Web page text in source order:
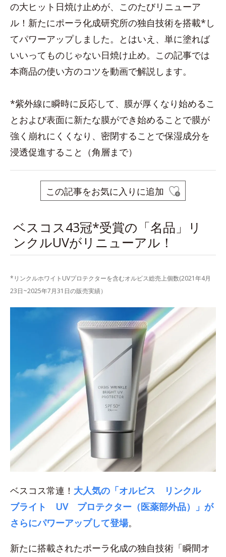
の大ヒット日焼け止めが、このたびリニューア
ル！新たにポーラ化成研究所の独自技術を搭載*し
てパワーアップしました。とはいえ、単に塗れば
いいってものじゃない日焼け止め。この記事では
本商品の使い方のコツを動画で解説します。
*紫外線に瞬時に反応して、膜が厚くなり始めるこ
とおよび表面に新たな膜ができ始めることで膜が
強く崩れにくくなり、密閉することで保湿成分を
浸透促進すること（角層まで）
この記事をお気に入りに追加
ベスコス43冠*受賞の「名品」リ
ンクルUVがリニューアル！
*リンクルホワイトUVプロテクターを含むオルビス総売上個数(2021年4月
23日~2025年7月31日の販売実績）
ベスコス常連！ 大人気の「オルビス リンクル
ブライト UV プロテクター（医薬部外品）」が
さらにパワーアップして登場。
新たに搭載されたポーラ化成の独自技術「瞬間オ